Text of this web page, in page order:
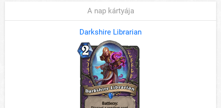
A nap kártyája
Darkshire Librarian